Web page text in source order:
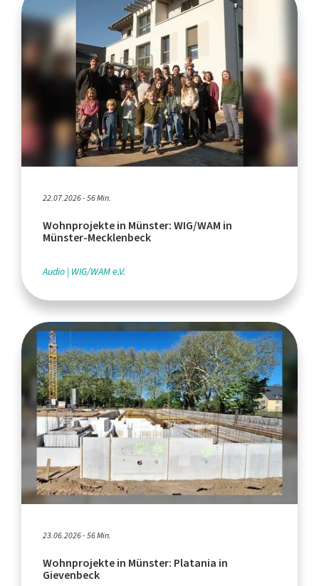
22.07.2026 - 56 Min.
Wohnprojekte in Münster: WIG/WAM in
Münster-Mecklenbeck
Audio WIG/WAM e.V.
23.06.2026 - 56 Min.
Wohnprojekte in Münster: Platania in
Gievenbeck